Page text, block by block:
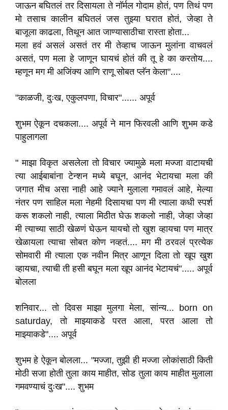
जाऊन बघितलं तर दिसायला ते नॉर्मल गोदाम होतं, पण तिथं पण
मो तसाच कालीन बघितलं जस तुझ्या घरात होतं, जेव्हा ते
बाजूला काढला, तिथून आत जाण्यासाठीचा रास्ता होता...
मला हवं असलं असतं तर मी तेव्हाच जाऊन मुलांना वाचवलं
असतं, पण मला हे जाणून घायचं होतं की तू हे का करतोय....
म्हणून मग मी अजिंक्य आणि राणू सोबत प्लॅन केला"....
"काळजी, दुःख, एकुलपणा, विचार"...... अपूर्व
शुभम ऐकून दचकला.... अपूर्व ने मान फिरवली आणि शुभम कडे
पाहुलागला
" माझा विकृत असलेला तो विचार ज्यामुळे मला मज्जा वाटायची
त्या आईबाबांना टेन्शन मध्ये बघून, आनंद भेटायचा मला की
जगात मीच असा नाही आहे ज्याने मुलाला गमावलं आहे, मेल्या
नंतर पण साहिल मला नेहमी दिसायचा पण मी त्याला कधी स्पर्श
करू शकलो नाही, त्याला मिठीत घेऊ शकलो नाही, जेव्हा जेव्हा
मी त्याच्या साठी खेळणं घेऊन यायचो तो खुश व्हायचा पण मात्र
खेळायला त्याचा सोबत कोण नव्हतं.... मग मी ठरवलं प्रत्येक
सोमवारी मी त्याला एक नवीन मित्र आणून दिला तो खूप खुश
व्हायचा, त्याची ती हसी बघून मला खूप आनंद भेटायचं"..... अपूर्व
बोलला
शनिवार... तो दिवस माझा मुलगा मेला, सांन्य... born on
saturday, तो माझ्याकडे परत आला, परत आला तो
माझ्याकडे".... अपूर्व
शुभम हे ऐकून बोलला... "मज्जा, तुझी ही मज्जा लोकांसाठी किती
मोठी सजा होती तुला काय माहीत, सोड तुला काय माहीत मुलाला
गमवण्याचं दुःख".... शुभम